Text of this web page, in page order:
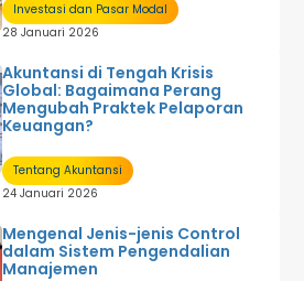
Investasi dan Pasar Modal
28 Januari 2026
Akuntansi di Tengah Krisis
Global: Bagaimana Perang
Mengubah Praktek Pelaporan
Keuangan?
Tentang Akuntansi
24 Januari 2026
Mengenal Jenis-jenis Control
dalam Sistem Pengendalian
Manajemen